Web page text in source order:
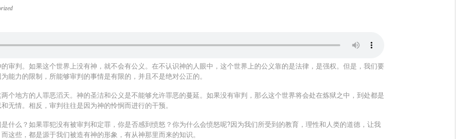
审判。如果这个世界上没有神，就不会有公义。在不认识神的人眼中，这个世界上的公义靠的是法律，是强权。但是，我们要
能力的限制，所能够审判的事情是有限的，并且不是绝对公正的。
个地方的人罪恶滔天。神的圣洁和公义是不能够允许罪恶的蔓延。如果没有审判，那么这个世界将会处在炼狱之中，到处都是
无情。相反，审判往往是因为神的怜悯而进行的干预。
什么？如果罪犯没有被审判和定罪，你是否感到愤怒？你为什么会愤怒呢?因为我们所受到的教育，理性和人类的道德，让我
这些，都是源于我们被造有神的形象，有从神那里而来的知识。